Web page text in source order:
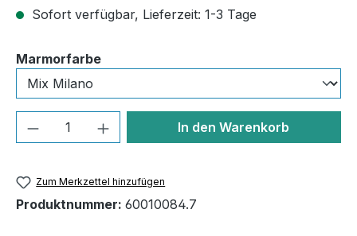
Sofort verfügbar, Lieferzeit: 1-3 Tage
Marmorfarbeauswählen
Produkt Anzahl: Gib denIn den Warenkorb
Zum Merkzettel hinzufügen
Produktnummer: 60010084.7